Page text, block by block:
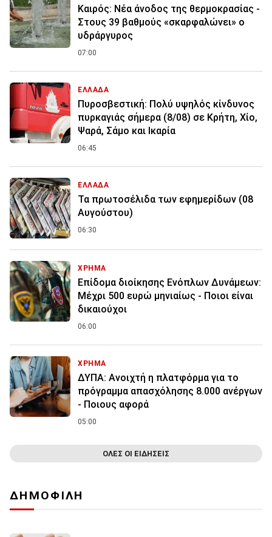
Καιρός: Νέα άνοδος της θερμοκρασίας -
Στους 39 βαθμούς «σκαρφαλώνει» ο
υδράργυρος
07:00
ΕΛΛΑΔΑ
Πυροσβεστική: Πολύ υψηλός κίνδυνος
πυρκαγιάς σήμερα (8/08) σε Κρήτη, Χίο,
Ψαρά, Σάμο και Ικαρία
06:45
ΕΛΛΑΔΑ
Τα πρωτοσέλιδα των εφημερίδων (08
Αυγούστου)
06:30
ΧΡΗΜΑ
Επίδομα διοίκησης Ενόπλων Δυνάμεων:
Μέχρι 500 ευρώ μηνιαίως - Ποιοι είναι
δικαιούχοι
06:00
ΧΡΗΜΑ
ΔΥΠΑ: Ανοιχτή η πλατφόρμα για το
πρόγραμμα απασχόλησης 8.000 ανέργων
- Ποιους αφορά
05:00
ΟΛΕΣ ΟΙ ΕΙΔΗΣΕΙΣ
ΔΗΜΟΦΙΛΗ